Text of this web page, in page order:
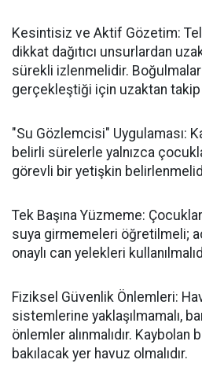
Kesintisiz ve Aktif Gözetim:
dikkat dağıtıcı unsurlardan
sürekli izlenmelidir.
gerçekleştiği için uzaktan
"Su Gözlemcisi" Uygulaması:
belirli sürelerle yalnızca
görevli bir yetişkin
Tek Başına Yüzmeme:
suya girmemeleri öğretilmeli;
onaylı can yelekleri
Fiziksel Güvenlik Önlemleri:
sistemlerine yaklaşılmamalı,
önlemler alınmalıdır.
bakılacak yer havuz olmalıdır.